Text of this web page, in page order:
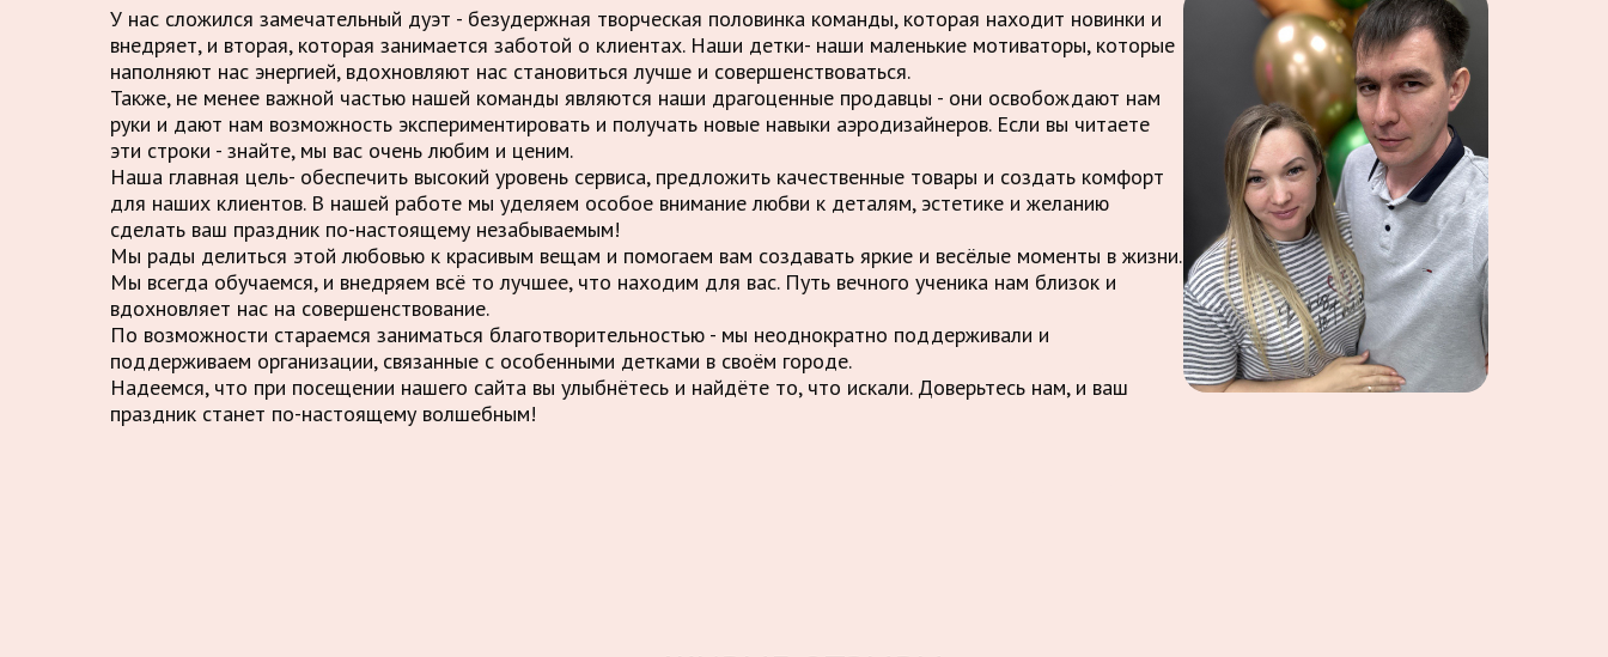
У нас сложился замечательный дуэт - безудержная творческая половинка команды, которая находит новинки и
внедряет, и вторая, которая занимается заботой о клиентах. Наши детки- наши маленькие мотиваторы, которые
наполняют нас энергией, вдохновляют нас становиться лучше и совершенствоваться.
Также, не менее важной частью нашей команды являются наши драгоценные продавцы - они освобождают нам
руки и дают нам возможность экспериментировать и получать новые навыки аэродизайнеров. Если вы читаете
эти строки - знайте, мы вас очень любим и ценим.
Наша главная цель- обеспечить высокий уровень сервиса, предложить качественные товары и создать комфорт
для наших клиентов. В нашей работе мы уделяем особое внимание любви к деталям, эстетике и желанию
сделать ваш праздник по-настоящему незабываемым!
Мы рады делиться этой любовью к красивым вещам и помогаем вам создавать яркие и весёлые моменты в жизни.
Мы всегда обучаемся, и внедряем всё то лучшее, что находим для вас. Путь вечного ученика нам близок и
вдохновляет нас на совершенствование.
По возможности стараемся заниматься благотворительностью - мы неоднократно поддерживали и
поддерживаем организации, связанные с особенными детками в своём городе.
Надеемся, что при посещении нашего сайта вы улыбнётесь и найдёте то, что искали. Доверьтесь нам, и ваш
праздник станет по-настоящему волшебным!